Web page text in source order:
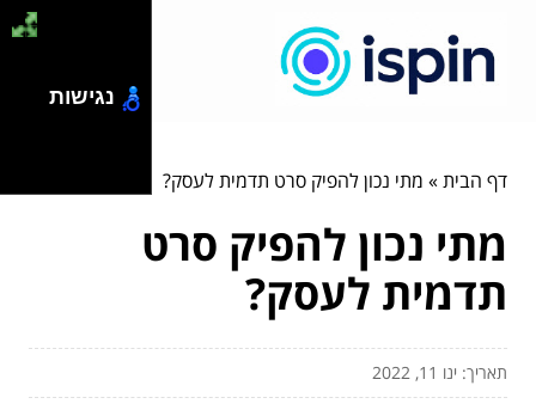
דף הבית» מתי נכון להפיק סרט תדמית לעסק?
מתי נכון להפיק סרט
תדמית לעסק?
תאריך: ינו 11, 2022
נגישות